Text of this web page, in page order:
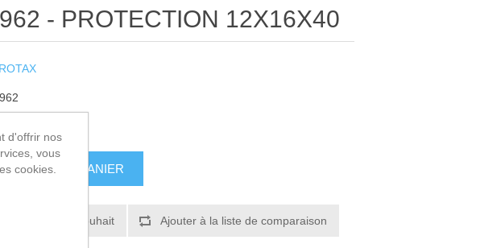
- PROTECTION 12X16X40
ROTAX
AJOUTER AU PANIER
à la liste de souhait Ajouter à la liste de comparaison
d'offrir nos
vous
cookies.